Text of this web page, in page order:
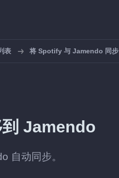
表 将 Spotify 与 Jamendo 同步
Jamendo
自动同步。